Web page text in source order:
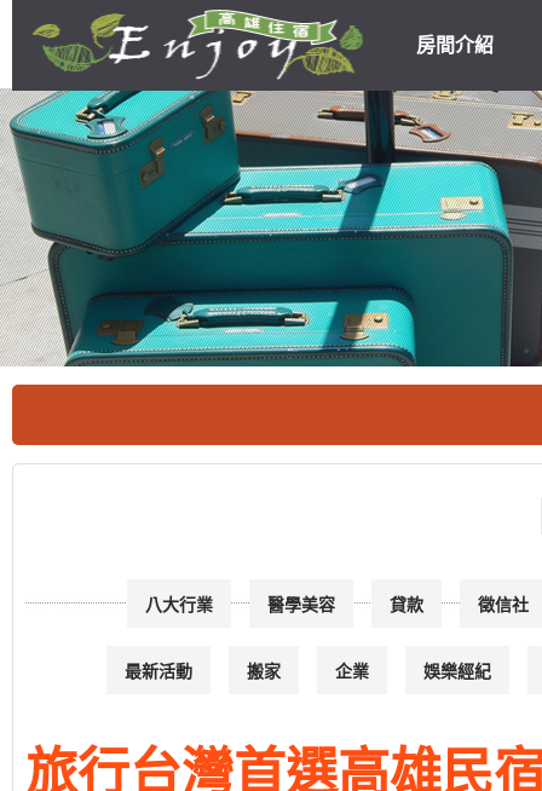
房間介紹
高雄民宿住宿
優惠
徵信社
貸款
醫學美容
八大行業
娛樂經紀
企業
搬家
最新活動
旅行台灣首選高雄民